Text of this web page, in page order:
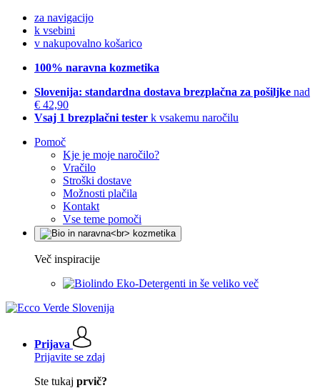
za navigacijo
k vsebini
v nakupovalno košarico
100% naravna kozmetika
Slovenija: standardna dostava brezplačna za pošiljke nad
€ 42,90
Vsaj 1 brezplačni tester k vsakemu naročilu
Pomoč
Kje je moje naročilo?
Vračilo
Stroški dostave
Možnosti plačila
Kontakt
Vse teme pomoči
Več inspiracije
Eko-Detergenti in še veliko več
Prijava
Prijavite se zdaj
Ste tukaj prvič?